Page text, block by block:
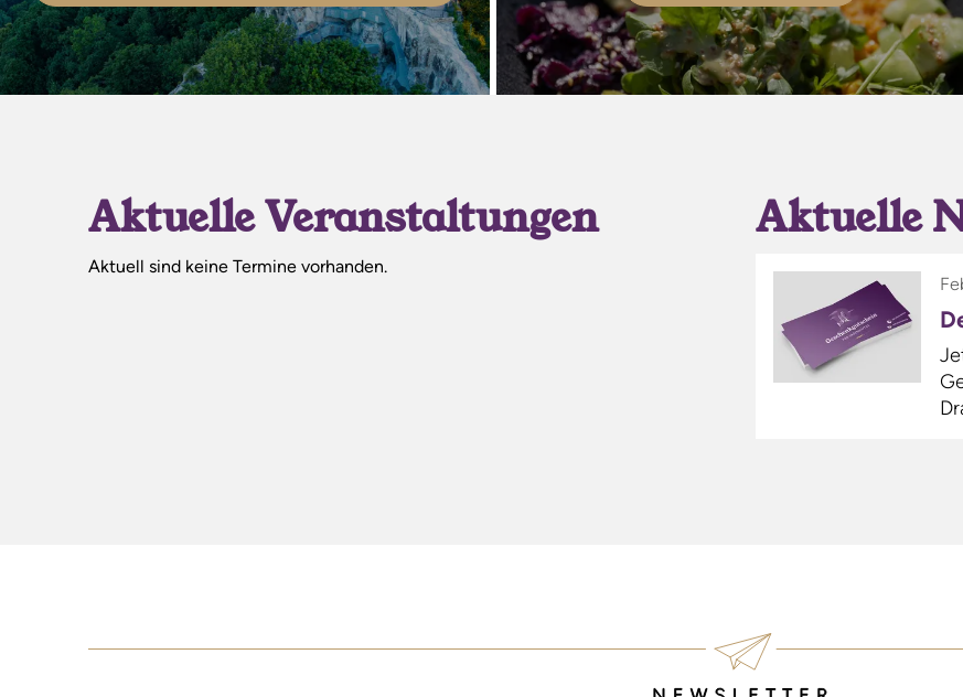
Aktuelle Veranstaltungen
Aktuell sind keine Termine vorhanden.
Aktuelle